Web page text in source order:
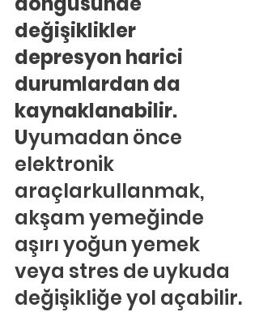
değişiklikler
depresyon harici
durumlardan da
kaynaklanabilir.
Uyumadan önce
elektronik
araçlarkullanmak,
akşam yemeğinde
aşırı yoğun yemek
veya stres de uykuda
değişikliğe yol açabilir.